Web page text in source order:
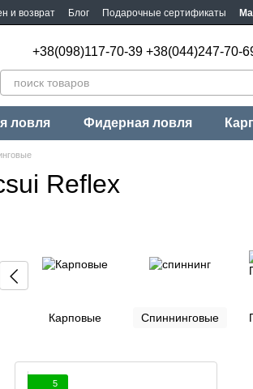
и возврат Блог Подарочные сертификаты
+38(098)117-70-39 +38(044)247-70-
ловля Фидерная ловля
Reflex
Карповые Спиннинговые
5